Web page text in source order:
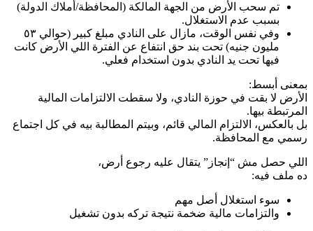
تم سحب الأرض من الجهة المالكة (المحافظة/أملاك الدولة)
بسبب عدم الاستغلال.
وفي نفس الوقت، مازال على النادي مبلغ كبير (حوالي ٥٣
مليون جنيه) تحت بند حق انتفاع عن الفترة اللي الأرض كانت
فيها تحت يد النادي بدون استخدام فعلي.
بمعنى أبسط:
الأرض لا بقت في حوزة النادي، ولا سقطت الالتزامات المالية
المرتبطة بيها.
بل بالعكس، الالتزام المالي قائم، وبيتم المطالبة بيه في كل اجتماع
رسمي مع المحافظة.
اللي حصل مش “إنجاز” يتقال عليه رجوع أرض،
ده ملف فيه:
سوء استغلال أصل مهم
والتزامات مالية ضخمة نتيجة تركه بدون تشغيل